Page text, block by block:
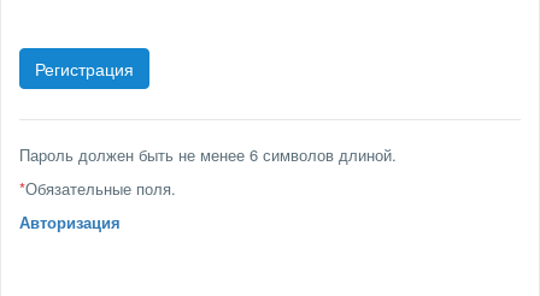
Пароль должен быть не менее 6 символов длиной.
*Обязательные поля.
Авторизация